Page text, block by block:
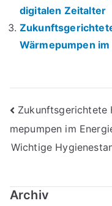
digitalen Zeitalter
Wärmepumpen
Beitrags-
Navigation
Zukunftsgerichtete
mepumpen im
Wichtige
Archiv